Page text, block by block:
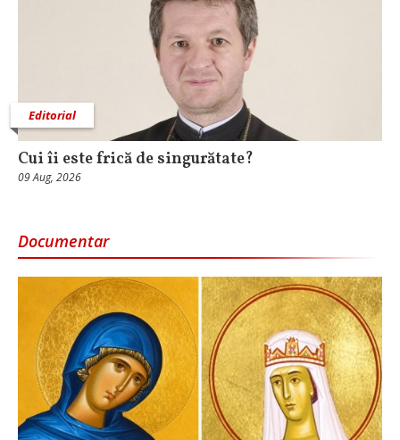
Editorial
Cui îi este frică de singurătate?
09 Aug, 2026
Documentar